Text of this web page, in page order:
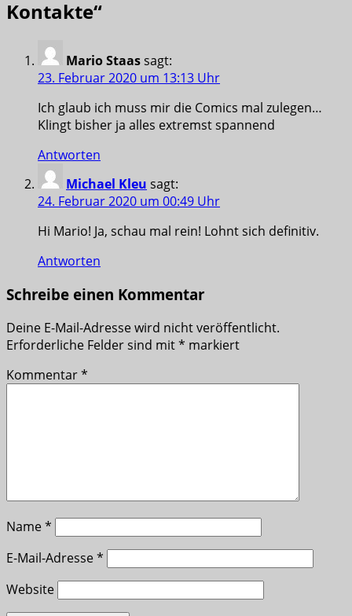
Kontakte“
Mario Staassagt:
23. Februar 2020 um 13:13 Uhr
Ich glaub ich muss mir die Comics mal zulegen…
Klingt bisher ja alles extremst spannend
Antworten
Michael Kleu sagt:
24. Februar 2020 um 00:49 Uhr
Hi Mario! Ja, schau mal rein! Lohnt sich definitiv.
Antworten
Schreibe einen Kommentar
Deine E-Mail-Adresse wird nicht veröffentlicht.
Erforderliche Felder sind mit* markiert
Kommentar*
Name*
E-Mail-Adresse*
Website